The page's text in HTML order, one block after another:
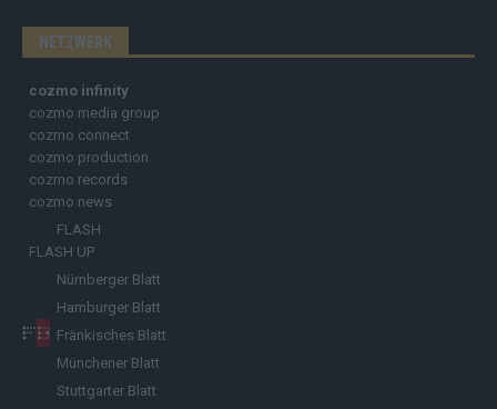
NETZWERK
cozmo infinity
cozmo media group
cozmo connect
cozmo production
cozmo records
cozmo news
FLASH
FLASH UP
Nürnberger Blatt
Hamburger Blatt
Fränkisches Blatt
Münchener Blatt
Stuttgarter Blatt